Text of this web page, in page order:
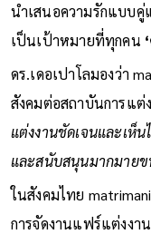
นำเสนอความรักแบบคู่
เป็นเป้าหมายที่ทุกคน
ดร.เดอเปาโลมองว่า
สังคมต่อสถาบันการแต่
แต่งงานชัดเจนและเห็น
และสนับสนุนมากมาย
ในสังคมไทย
การจัดงานแฟร์แต่งงา